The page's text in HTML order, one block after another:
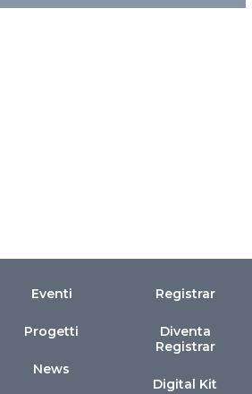
Eventi
Progetti
News
Registrar
Diventa
Registrar
Digital Kit